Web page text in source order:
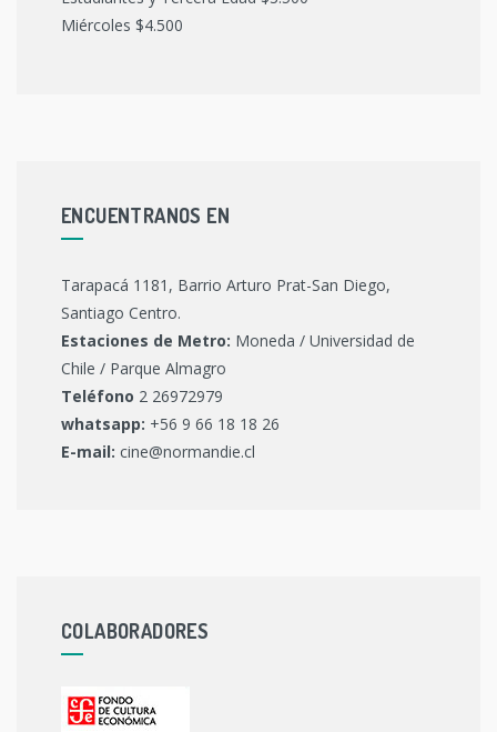
Miércoles $4.500
ENCUENTRANOS EN
Tarapacá 1181, Barrio Arturo Prat-San Diego,
Santiago Centro.
Estaciones de Metro: Moneda / Universidad de
Chile / Parque Almagro
Teléfono 2 26972979
whatsapp: +56 9 66 18 18 26
E-mail: cine@normandie.cl
COLABORADORES